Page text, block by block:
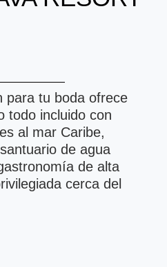
para tu boda ofrece
todo incluido con
al mar Caribe,
de agua
de alta
cerca del